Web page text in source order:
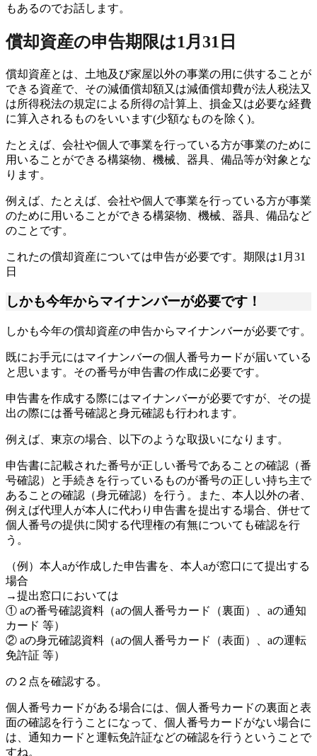
もあるのでお話します。
償却資産の申告期限は1月31日
償却資産とは、土地及び家屋以外の事業の用に供することが
できる資産で、その減価償却額又は減価償却費が法人税法又
は所得税法の規定による所得の計算上、損金又は必要な経費
に算入されるものをいいます(少額なものを除く)。
たとえば、会社や個人で事業を行っている方が事業のために
用いることができる構築物、機械、器具、備品等が対象とな
ります。
例えば、たとえば、会社や個人で事業を行っている方が事業
のために用いることができる構築物、機械、器具、備品など
のことです。
これたの償却資産については申告が必要です。期限は1月31
日
しかも今年からマイナンバーが必要です！
しかも今年の償却資産の申告からマイナンバーが必要です。
既にお手元にはマイナンバーの個人番号カードが届いている
と思います。その番号が申告書の作成に必要です。
申告書を作成する際にはマイナンバーが必要ですが、その提
出の際には番号確認と身元確認も行われます。
例えば、東京の場合、以下のような取扱いになります。
申告書に記載された番号が正しい番号であることの確認（番
号確認）と手続きを行っているものが番号の正しい持ち主で
あることの確認（身元確認）を行う。また、本人以外の者、
例えば代理人が本人に代わり申告書を提出する場合、併せて
個人番号の提供に関する代理権の有無についても確認を行
う。
（例）本人aが作成した申告書を、本人aが窓口にて提出する
場合
→提出窓口においては
① aの番号確認資料（aの個人番号カード（裏面）、aの通知
カード 等）
② aの身元確認資料（aの個人番号カード（表面）、aの運転
免許証 等）
の２点を確認する。
個人番号カードがある場合には、個人番号カードの裏面と表
面の確認を行うことになって、個人番号カードがない場合に
は、通知カードと運転免許証などの確認を行うということで
すね。